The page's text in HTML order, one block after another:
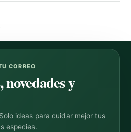
CORREO
y
ideas para cuidar mejor tus
especies.